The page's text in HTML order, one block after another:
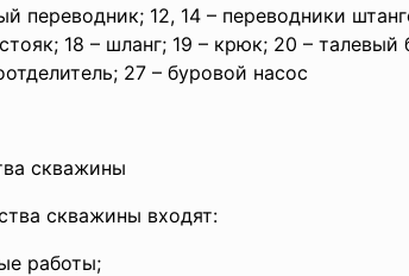
переводник; 12, 14 – переводники
18 – шланг; 19 – крюк; 20 –
27 – буровой насос
скважины
скважины входят:
работы;